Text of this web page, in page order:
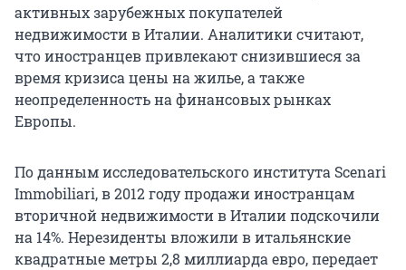
активных зарубежных покупателей
недвижимости в Италии. Аналитики считают,
что иностранцев привлекают снизившиеся за
время кризиса цены на жилье, а также
неопределенность на финансовых рынках
Европы.
По данным исследовательского института Scenari
Immobiliari, в 2012 году продажи иностранцам
вторичной недвижимости в Италии подскочили
на 14%. Нерезиденты вложили в итальянские
квадратные метры 2,8 миллиарда евро, передает